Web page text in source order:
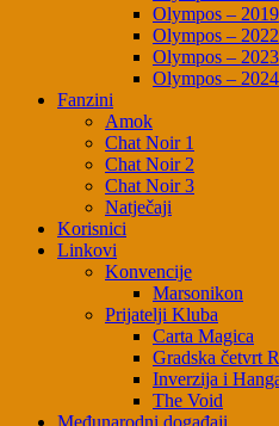
Olympos – 2019
Olympos – 2022
Olympos – 2023
Olympos – 2024
Fanzini
Amok
Chat Noir 1
Chat Noir 2
Chat Noir 3
Natječaji
Korisnici
Linkovi
Konvencije
Marsonikon
Prijatelji Kluba
Carta Magica
Gradska četvrt
Inverzija i
The Void
Međunarodni događaji